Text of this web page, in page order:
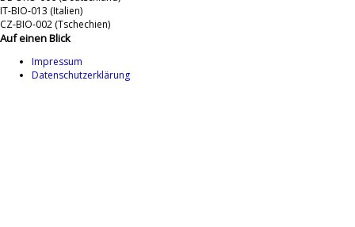
IT-BIO-013 (Italien)
CZ-BIO-002 (Tschechien)
Auf einen Blick
Impressum
Datenschutzerklärung